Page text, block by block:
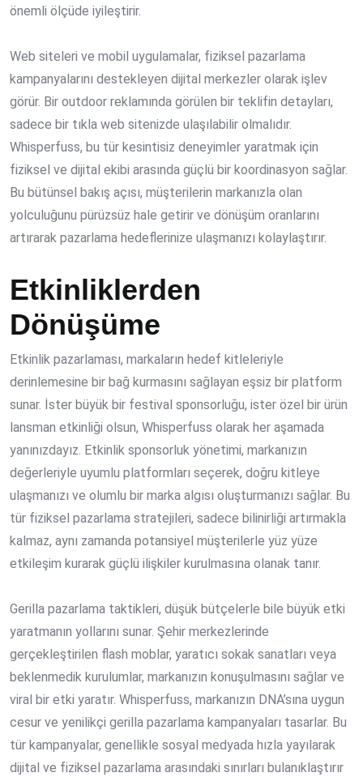
önemli ölçüde iyileştirir.
Web siteleri ve mobil uygulamalar, fiziksel pazarlama
kampanyalarını destekleyen dijital merkezler olarak işlev
görür. Bir outdoor reklamında görülen bir teklifin detayları,
sadece bir tıkla web sitenizde ulaşılabilir olmalıdır.
Whisperfuss, bu tür kesintisiz deneyimler yaratmak için
fiziksel ve dijital ekibi arasında güçlü bir koordinasyon sağlar.
Bu bütünsel bakış açısı, müşterilerin markanızla olan
yolculuğunu pürüzsüz hale getirir ve dönüşüm oranlarını
artırarak pazarlama hedeflerinize ulaşmanızı kolaylaştırır.
Etkinliklerden
Dönüşüme
Etkinlik pazarlaması, markaların hedef kitleleriyle
derinlemesine bir bağ kurmasını sağlayan eşsiz bir platform
sunar. İster büyük bir festival sponsorluğu, ister özel bir ürün
lansman etkinliği olsun, Whisperfuss olarak her aşamada
yanınızdayız. Etkinlik sponsorluk yönetimi, markanızın
değerleriyle uyumlu platformları seçerek, doğru kitleye
ulaşmanızı ve olumlu bir marka algısı oluşturmanızı sağlar. Bu
tür fiziksel pazarlama stratejileri, sadece bilinirliği artırmakla
kalmaz, aynı zamanda potansiyel müşterilerle yüz yüze
etkileşim kurarak güçlü ilişkiler kurulmasına olanak tanır.
Gerilla pazarlama taktikleri, düşük bütçelerle bile büyük etki
yaratmanın yollarını sunar. Şehir merkezlerinde
gerçekleştirilen flash moblar, yaratıcı sokak sanatları veya
beklenmedik kurulumlar, markanızın konuşulmasını sağlar ve
viral bir etki yaratır. Whisperfuss, markanızın DNA’sına uygun
cesur ve yenilikçi gerilla pazarlama kampanyaları tasarlar. Bu
tür kampanyalar, genellikle sosyal medyada hızla yayılarak
dijital ve fiziksel pazarlama arasındaki sınırları bulanıklaştırır